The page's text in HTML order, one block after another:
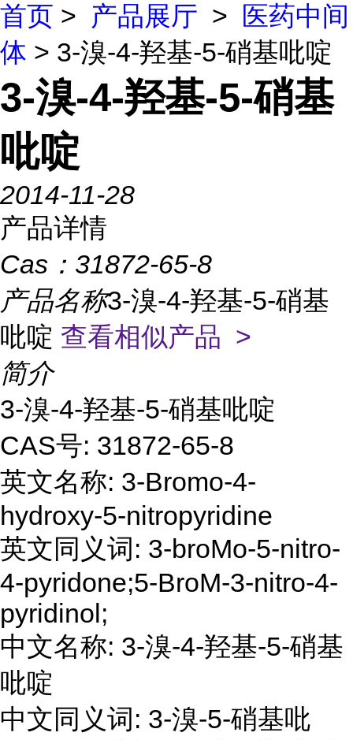
首页 > 产品展厅 >
医药中间
体 > 3-溴-4-羟基-5-硝基吡啶
3-溴-4-羟基-5-硝基
吡啶
2014-11-28
产品详情
Cas： 31872-65-8
产品名称3-溴-4-羟基-5-硝基
吡啶 查看相似产品 >
简介
3-溴-4-羟基-5-硝基吡啶
CAS号: 31872-65-8
英文名称: 3-Bromo-4-
hydroxy-5-nitropyridine
英文同义词: 3-broMo-5-nitro-
4-pyridone;5-BroM-3-nitro-4-
pyridinol;
中文名称: 3-溴-4-羟基-5-硝基
吡啶
中文同义词: 3-溴-5-硝基吡